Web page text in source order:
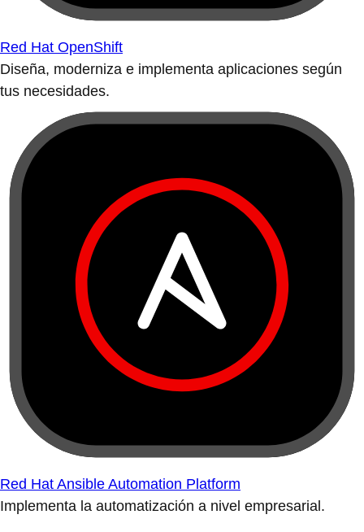
Red Hat OpenShift
Diseña, moderniza e implementa aplicaciones según
tus necesidades.
Red Hat Ansible Automation Platform
Implementa la automatización a nivel empresarial.